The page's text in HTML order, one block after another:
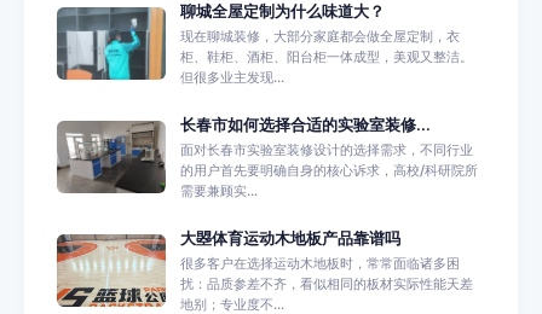
聊城全屋定制为什么味道大？
现在聊城装修，大部分家庭都会做全屋定制，衣
柜、鞋柜、酒柜、阳台柜一体成型，美观又整洁。
但很多业主发现...
长春市如何选择合适的实验室装修...
面对长春市实验室装修设计的选择需求，不同行业
的用户首先要明确自身的核心诉求，高校/科研院所
需要兼顾实...
大曌体育运动木地板产品靠谱吗
很多客户在选择运动木地板时，常常面临诸多困
扰：品质参差不齐，看似相同的板材实际性能天差
地别；专业度不...